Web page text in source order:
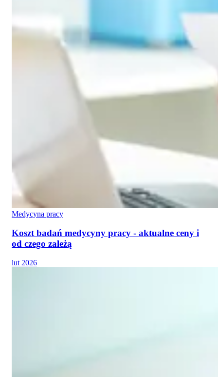
Medycyna pracy
Koszt badań medycyny pracy - aktualne ceny i
od czego zależą
lut 2026